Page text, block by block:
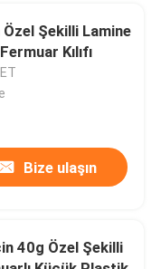
Şekilli Lamine
Kılıfı
Bize ulaşın
40g Özel Şekilli